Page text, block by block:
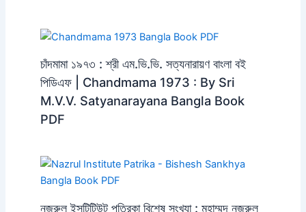
চাঁদমামা ১৯৭৩ : শ্রী এম.ভি.ভি. সত্যনারায়ণ বাংলা বই
পিডিএফ | Chandmama 1973 : By Sri
M.V.V. Satyanarayana Bangla Book
PDF
নজরুল ইন্সটিটিউট পত্রিকা বিশেষ সংখ্যা : মুহাম্মদ নজরুল